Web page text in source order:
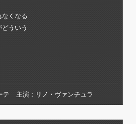
なくなる
ういう
テ 主演 リノ・ヴァンチュラ